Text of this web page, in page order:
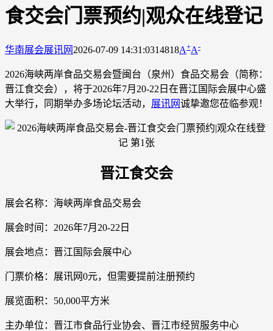
食交会门票预约|观众在线登记
华南展会展讯网 2026-07-09 14:31:0314818A+A-
2026海峡两岸食品交易会暨闽台（泉州）食品交易会（简称：
晋江食交会），将于2026年7月20-22日在晋江国际会展中心盛
大举行，同期举办多场论坛活动， 展讯网诚挚邀您莅临参观！
晋江食交会
展会名称：海峡两岸食品交易会
展会时间：2026年7月20-22日
展会地点：晋江国际会展中心
门票价格：展讯网0元，但需要提前注册预约
展览面积：50,000平方米
主办单位：晋江市食品行业协会、晋江市经贸服务中心